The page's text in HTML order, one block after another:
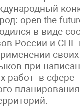
open the
в виде
России и СНГ
при
работ в сфере